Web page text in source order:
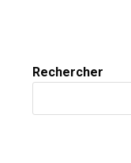
Rechercher